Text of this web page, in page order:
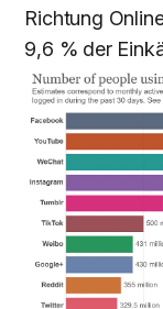
Richtung
9,6 % der